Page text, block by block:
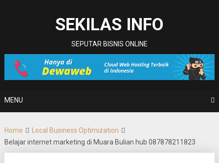
SEKILAS INFO
SEPUTAR BISNIS ONLINE
MENU
Home
Local Business Optimization
Belajar internet marketing di Muara Bulian hub 087878211823